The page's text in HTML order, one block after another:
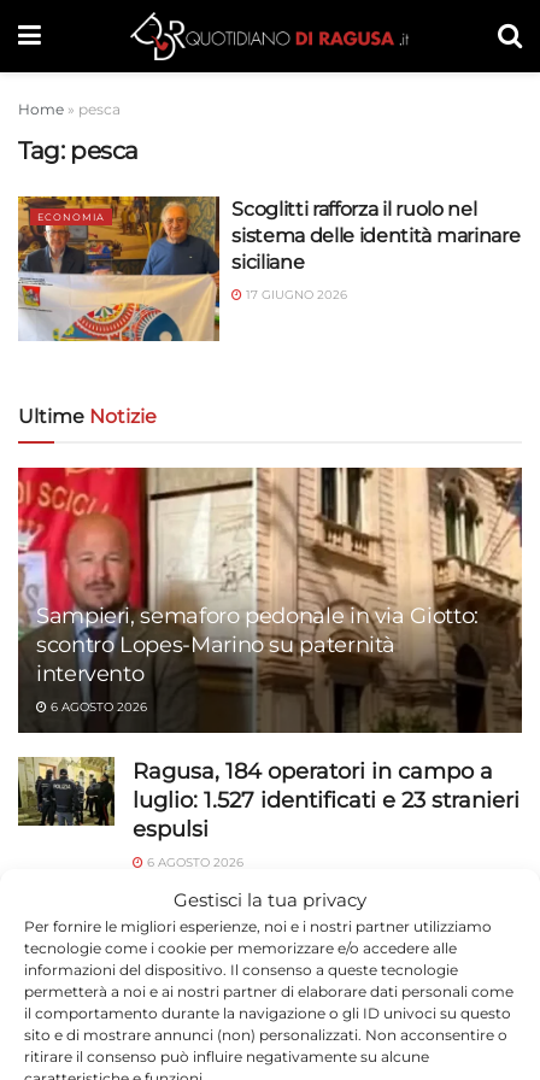
Gestisci la tua privacy
Per fornire le migliori esperienze, noi e i nostri partner utilizziamo
tecnologie come i cookie per memorizzare e/o accedere alle
informazioni del dispositivo. Il consenso a queste tecnologie
permetterà a noi e ai nostri partner di elaborare dati personali come
il comportamento durante la navigazione o gli ID univoci su questo
sito e di mostrare annunci (non) personalizzati. Non acconsentire o
ritirare il consenso può influire negativamente su alcune
Home » pesca
Tag: pesca
ECONOMIA
Scoglitti rafforza il ruolo nel
sistema delle identità marinare
siciliane
17 GIUGNO 2026
Ultime Notizie
Sampieri, semaforo pedonale in via Giotto:
scontro Lopes-Marino su paternità
intervento
6 AGOSTO 2026
Ragusa, 184 operatori in campo a
luglio: 1.527 identificati e 23 stranieri
espulsi
6 AGOSTO 2026
Capretta legata sotto il sole sulla
Ispica-Pozzallo: rischiava di morire
6 AGOSTO 2026
Vittoria, quasi un milione per l’area
artigianale